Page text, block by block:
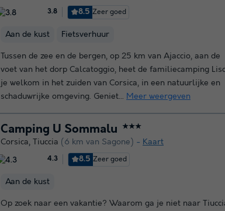
3.8 8.5 Zeer goed
Aan de kust Fietsverhuur
Tussen de zee en de bergen, op 25 km van Ajaccio, aan de
voet van het dorp Calcatoggio, heet de familiecamping
je welkom in het zuiden van Corsica, in een natuurlijke en
schaduwrijke omgeving. Geniet... Meer weergeven
Camping U Sommalu ★★★
Corsica, Tiuccia (6 km van Sagone) Kaart
4.3 8.5 Zeer goed
Aan de kust
Op zoek naar een vakantie? Waarom ga je niet naar